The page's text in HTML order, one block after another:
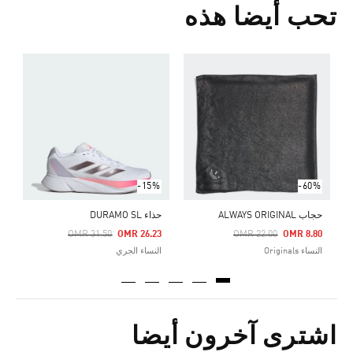
تحب أيضا هذه
-60%
حجاب ALWAYS ORIGINAL
Price Reduced From
OMR 22.00
To OMR 8.80
النساء Originals
-15%
حذاء DURAMO SL
Price Reduced From
OMR 31.50
To OMR 26.23
النساء الجري
اشترى آخرون أيضا